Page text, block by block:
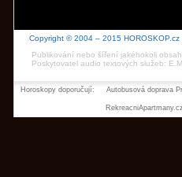
Copyright © 2004 – 2015 HOROSKOP.cz
Publikování nebo šíření jakéhokoli
Poskytovatel audio textových služeb:
Horoskopy doporučují: Autobusová doprava
RekreacniApartmany.cz